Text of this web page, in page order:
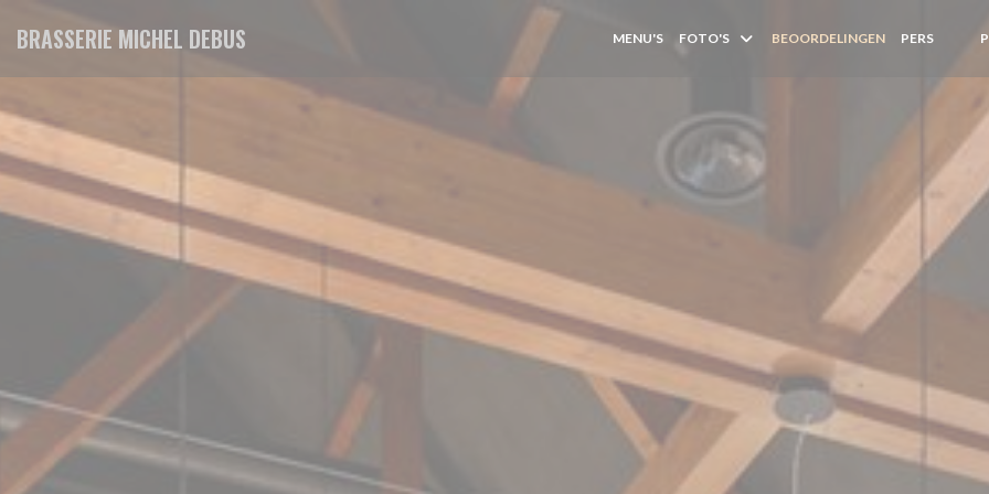
BRASSERIE MICHEL DEBUS MENU'S FOTO'S BEOORDELINGEN PERS